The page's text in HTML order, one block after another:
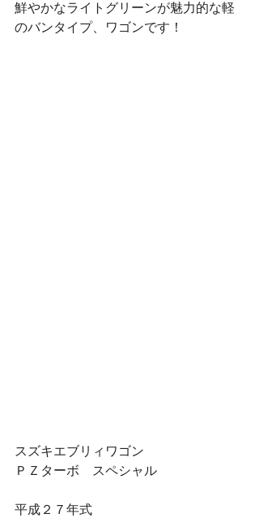
鮮やかなライトグリーンが魅力的な軽
のバンタイプ、ワゴンです！
スズキエブリィワゴン
ＰＺターボ　スペシャル
平成２７年式